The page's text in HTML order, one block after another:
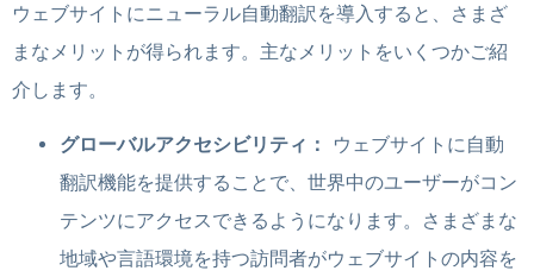
ウェブサイトにニューラル自動翻訳を導入すると、さまざ
まなメリットが得られます。主なメリットをいくつかご紹
介します。
グローバルアクセシビリティ：
ウェブサイトに自動
翻訳機能を提供することで、世界中のユーザーがコン
テンツにアクセスできるようになります。さまざまな
地域や言語環境を持つ訪問者がウェブサイトの内容を